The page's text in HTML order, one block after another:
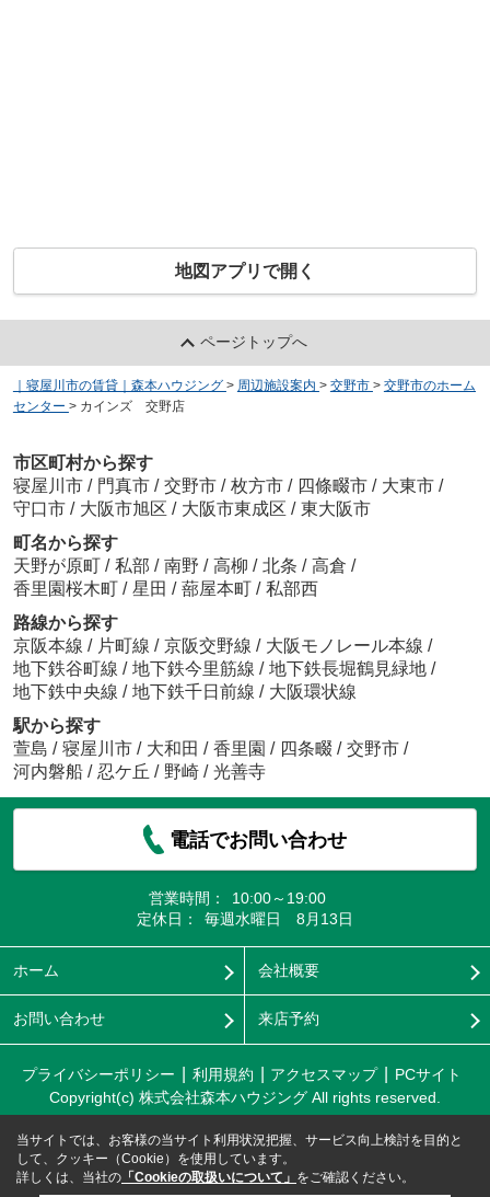
地図アプリで開く
ページトップへ
｜寝屋川市の賃貸｜森本ハウジング > 周辺施設案内 > 交野市 > 交野市のホーム
センター > カインズ 交野店
市区町村から探す
寝屋川市 / 門真市 / 交野市 / 枚方市 / 四條畷市 / 大東市 /
守口市 / 大阪市旭区 / 大阪市東成区 / 東大阪市
町名から探す
天野が原町 / 私部 / 南野 / 高柳 / 北条 / 高倉 /
香里園桜木町 / 星田 / 蔀屋本町 / 私部西
路線から探す
京阪本線 / 片町線 / 京阪交野線 / 大阪モノレール本線 /
地下鉄谷町線 / 地下鉄今里筋線 / 地下鉄長堀鶴見緑地 /
地下鉄中央線 / 地下鉄千日前線 / 大阪環状線
駅から探す
萱島 / 寝屋川市 / 大和田 / 香里園 / 四条畷 / 交野市 /
河内磐船 / 忍ケ丘 / 野崎 / 光善寺
電話でお問い合わせ
営業時間：
10:00～19:00
定休日：
毎週水曜日 8月13日
ホーム 会社概要
お問い合わせ 来店予約
プライバシーポリシー 利用規約 アクセスマップ
PCサイト
Copyright(c) 株式会社森本ハウジング All rights reserved.
当サイトでは、お客様の当サイト利用状況把握、サービス向上検討を目的と
して、クッキー（Cookie）を使用しています。
詳しくは、当社の 「Cookieの取扱いについて」 をご確認ください。